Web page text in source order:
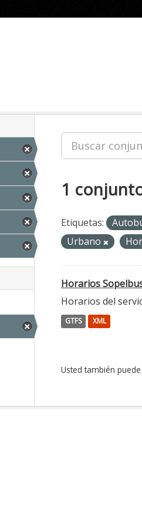
1
Etiquetas:
Urbano
Horarios
Horarios del
GTFS XML
Usted también